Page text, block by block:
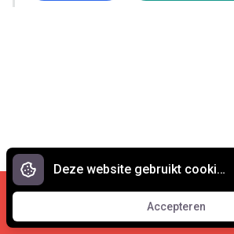
Cookies en privacy •
© 2007 - 2026
Deze website gebruikt cookies.
Accepteren
Accepteren